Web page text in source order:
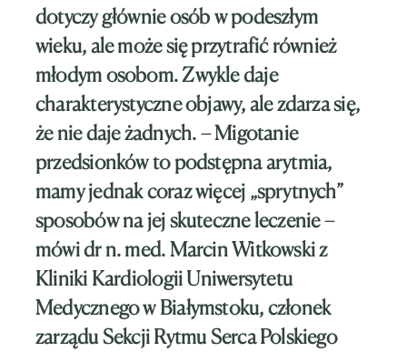
dotyczy głównie osób w podeszłym
wieku, ale może się przytrafić również
młodym osobom. Zwykle daje
charakterystyczne objawy, ale zdarza się,
że nie daje żadnych. – Migotanie
przedsionków to podstępna arytmia,
mamy jednak coraz więcej „sprytnych”
sposobów na jej skuteczne leczenie –
mówi dr n. med. Marcin Witkowski z
Kliniki Kardiologii Uniwersytetu
Medycznego w Białymstoku, członek
zarządu Sekcji Rytmu Serca Polskiego